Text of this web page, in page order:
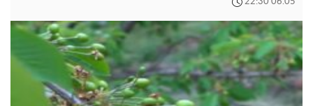
22:30 06.05